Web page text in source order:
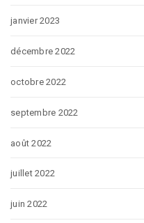
janvier 2023
décembre 2022
octobre 2022
septembre 2022
août 2022
juillet 2022
juin 2022